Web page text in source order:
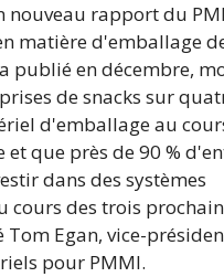
nouveau rapport du
matière d'emballage
publié en décembre,
de snacks sur
d'emballage au
et que près de 90 %
dans des systèmes
cours des trois
Tom Egan, vice-
pour PMMI.